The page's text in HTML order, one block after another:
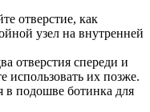
отверстие, как
узел на внутренней
отверстия спереди и
использовать их позже.
в подошве ботинка для